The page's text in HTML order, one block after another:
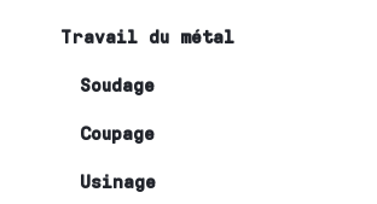
Travail du métal
Soudage
Coupage
Usinage